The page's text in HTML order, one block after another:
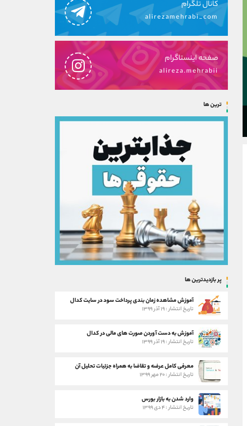
کانال تلگرام
alirezamehrabi_com
صفحه اینستاگرام
alireza.mehrabii
ترین ها
پر بازدیدترین ها
آموزش مشاهده زمان بندی پرداخت سود در سایت کدال
تاریخ انتشار : ۱۹ آذر ۱۳۹۹
آموزش به دست آوردن صورت های مالی در کدال
تاریخ انتشار : ۱۹ آذر ۱۳۹۹
معرفی کامل عرضه و تقاضا به همراه جزئیات تحلیل آن
تاریخ انتشار : ۲۰ مهر ۱۳۹۹
وارد شدن به بازار بورس
تاریخ انتشار : ۴ دی ۱۳۹۹